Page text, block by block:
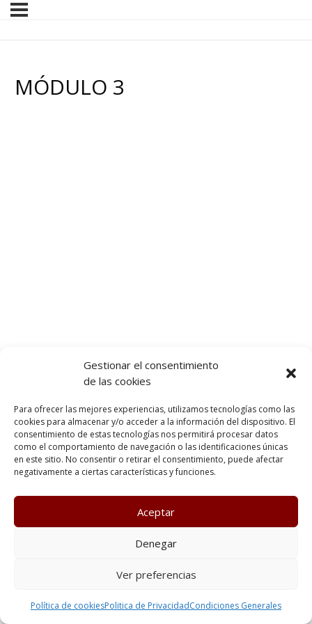
Gestionar el consentimiento
de las cookies
Para ofrecer las mejores experiencias, utilizamos tecnologías como las
cookies para almacenar y/o acceder a la información del dispositivo. El
consentimiento de estas tecnologías nos permitirá procesar datos
como el comportamiento de navegación o las identificaciones únicas
en este sitio. No consentir o retirar el consentimiento, puede afectar
negativamente a ciertas características y funciones.
Aceptar
Denegar
Ver preferencias
Política de cookiesPolitica de PrivacidadCondiciones Generales
MÓDULO 3